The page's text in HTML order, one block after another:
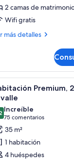
2 camas de
Wifi gratis
más detalles
un paisaje desértico de
3
Premium,
de 10
Increíble
75 comentarios
(75 comentarios)
35 m²
1 habitación
4 huéspedes